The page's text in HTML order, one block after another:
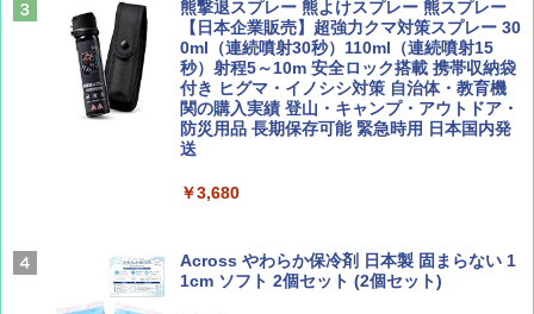
￥1,540
Coyote No.89 特集 星野道夫 夢見る旅
AIRLINE（エアライン）2026年9月号【特
￥2,479
A26 地球の歩き方 チェコ ポーランド スロヴ
ァキア 2026～2027 地球の歩き方A ヨーロッ
新しい日本地理 地図・統計・移動から読み
ENDLESS BASE 《めざましテレビで紹介》
テント ワンタッチ RENEW 幅200 2-3人用 43
500002(88859)
￥5,999
ーティング フルクローズ メッシュ 3-4人用
簡単設置 ポップアップテント エクルベージ
熊撃退スプレー 熊よけスプレー 熊スプレー
【日本企業販売】超強力クマ対策スプレー 30
0ml（連続噴射30秒）110ml（連続噴射15
秒）射程5～10m 安全ロック搭載 携帯収納袋
付き ヒグマ・イノシシ対策 自治体・教育機
関の購入実績 登山・キャンプ・アウトドア・
防災用品 長期保存可能 緊急時用 日本国内発
送
￥3,680
Across やわらか保冷剤 日本製 固まらない 1
1cm ソフト 2個セット (2個セット)